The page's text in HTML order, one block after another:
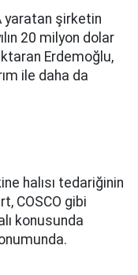
yaratan şirketin
20 milyon dolar
Erdemoğlu,
ile daha da
halısı tedariğinin
COSCO gibi
konusunda